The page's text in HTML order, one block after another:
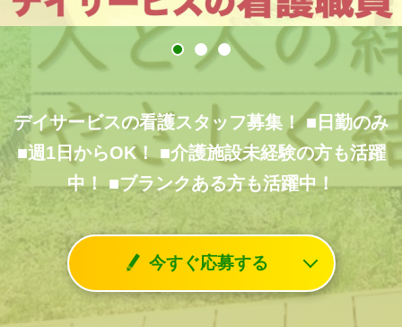
デイサービスの看護スタッフ募集！ ■日勤のみ
■週1日からOK！ ■介護施設未経験の方も活躍
中！■ブランクある方も活躍中！
今すぐ応募する